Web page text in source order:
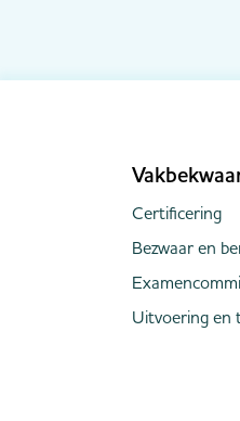
Certificering
Bezwaar en
Uitvoering en